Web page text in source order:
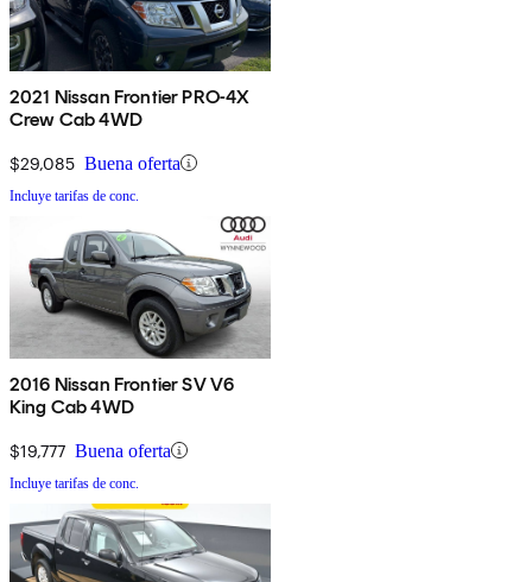
2021 Nissan Frontier PRO-4X
Crew Cab 4WD
$29,085 Buena oferta
Incluye tarifas de conc.
2016 Nissan Frontier SV V6
King Cab 4WD
$19,777 Buena oferta
Incluye tarifas de conc.